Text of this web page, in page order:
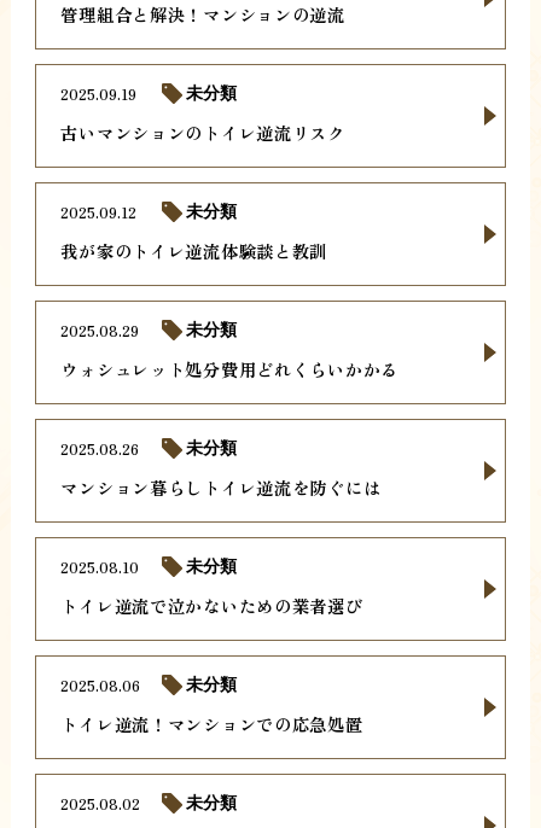
管理組合と解決！マンションの逆流
古いマンションのトイレ逆流リスク
2025.09.19 未分類
我が家のトイレ逆流体験談と教訓
2025.09.12 未分類
ウォシュレット処分費用どれくらいかかる
2025.08.29 未分類
マンション暮らしトイレ逆流を防ぐには
2025.08.26 未分類
トイレ逆流で泣かないための業者選び
2025.08.10 未分類
トイレ逆流！マンションでの応急処置
2025.08.06 未分類
2025.08.02 未分類